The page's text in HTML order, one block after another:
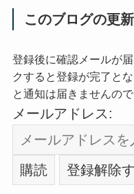
このブログの更
登録後に確認メールが
クすると登録が完了と
と通知は届きませんの
メールアドレス: